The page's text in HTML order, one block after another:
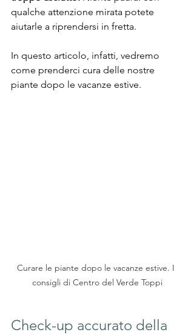
qualche attenzione mirata potete
aiutarle a riprendersi in fretta.
In questo articolo, infatti, vedremo
come prenderci cura delle nostre
piante dopo le vacanze estive.
Curare le piante dopo le vacanze estive. I
consigli di Centro del Verde Toppi
Check-up accurato della